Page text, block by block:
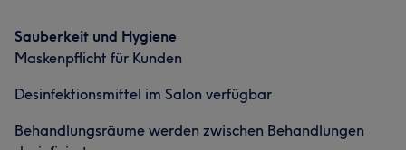
Sauberkeit und Hygiene
Maskenpflicht für Kunden
Desinfektionsmittel im Salon verfügbar
Behandlungsräume werden zwischen Behandlungen